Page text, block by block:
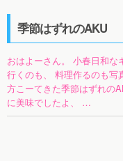
季節はずれのAKU
おはよーさん。 小春日和な
行くのも、 料理作るのも写
方こーてきた季節はずれの
に美味でしたよ、 …